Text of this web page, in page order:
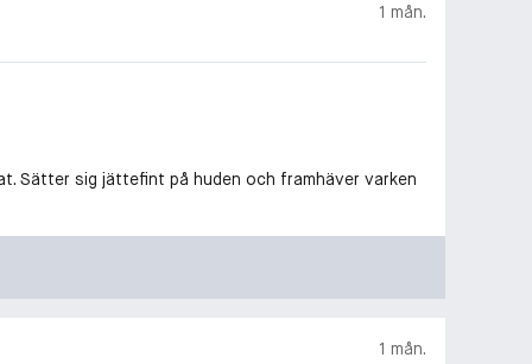
1 mån.
Sätter sig jättefint på huden och framhäver varken
1 mån.